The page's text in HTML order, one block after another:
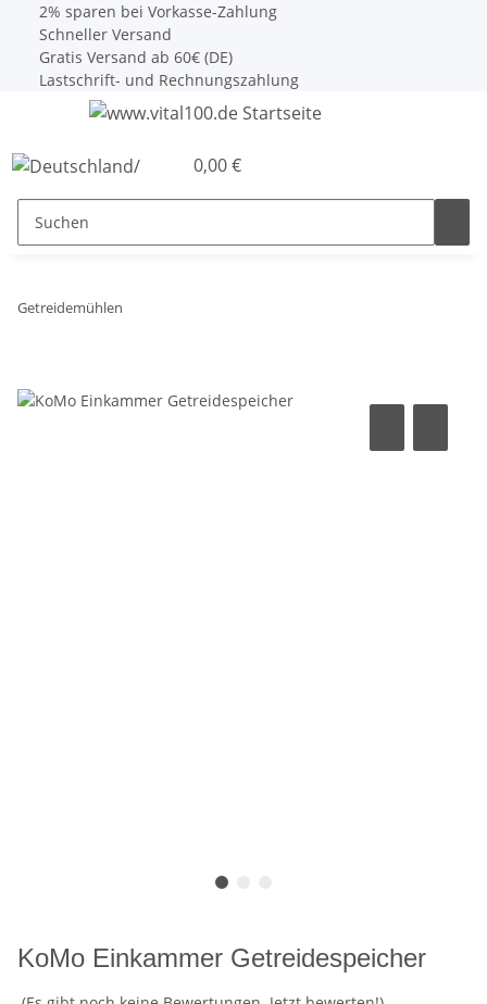
2% sparen bei Vorkasse-Zahlung
Schneller Versand
Gratis Versand ab 60€ (DE)
Lastschrift- und Rechnungszahlung
0,00 €
Getreidemühlen
KoMo Einkammer Getreidespeicher